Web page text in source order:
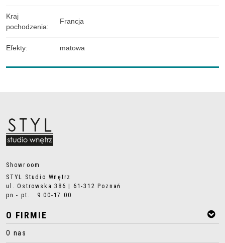
Kraj
pochodzenia:
Francja
Efekty: matowa
Showroom
STYL Studio Wnętrz
ul. Ostrowska 386 | 61-312 Poznań
pn.- pt. 9.00-17.00
O FIRMIE
O nas